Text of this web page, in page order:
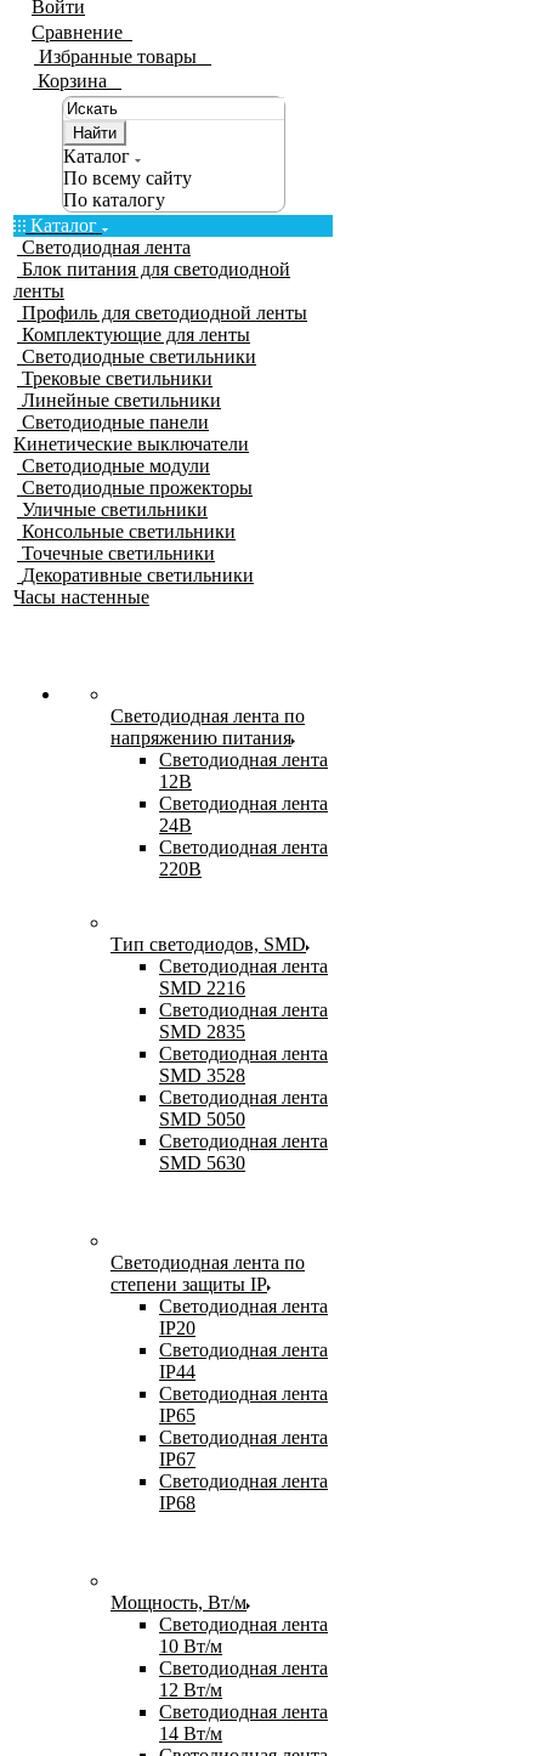
Войти
Сравнение
Избранные товары
Корзина
Найти
Каталог
По всему сайту
По каталогу
Каталог
Светодиодная лента
Блок питания для светодиодной
ленты
Профиль для светодиодной ленты
Комплектующие для ленты
Светодиодные светильники
Трековые светильники
Линейные светильники
Светодиодные панели
Кинетические выключатели
Светодиодные модули
Светодиодные прожекторы
Уличные светильники
Консольные светильники
Точечные светильники
Декоративные светильники
Часы настенные
Светодиодная лента по
напряжению питания
Светодиодная лента
12В
Светодиодная лента
24В
Светодиодная лента
220В
Тип светодиодов, SMD
Cветодиодная лента
SMD 2216
Светодиодная лента
SMD 2835
Светодиодная лента
SMD 3528
Светодиодная лента
SMD 5050
Светодиодная лента
SMD 5630
Светодиодная лента по
степени защиты IP
Светодиодная лента
IP20
Светодиодная лента
IP44
Светодиодная лента
IP65
Светодиодная лента
IP67
Светодиодная лента
IP68
Мощность, Вт/м
Светодиодная лента
10 Вт/м
Светодиодная лента
12 Вт/м
Светодиодная лента
14 Вт/м